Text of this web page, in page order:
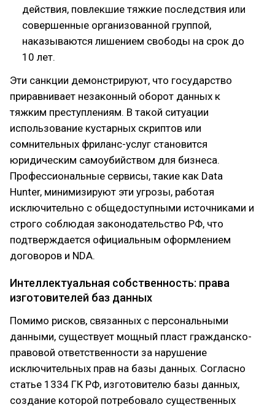
действия, повлекшие тяжкие последствия или
совершенные организованной группой,
наказываются лишением свободы на срок до
10 лет.
Эти санкции демонстрируют, что государство
приравнивает незаконный оборот данных к
тяжким преступлениям. В такой ситуации
использование кустарных скриптов или
сомнительных фриланс-услуг становится
юридическим самоубийством для бизнеса.
Профессиональные сервисы, такие как Data
Hunter, минимизируют эти угрозы, работая
исключительно с общедоступными источниками и
строго соблюдая законодательство РФ, что
подтверждается официальным оформлением
договоров и NDA.
Интеллектуальная собственность: права
изготовителей баз данных
Помимо рисков, связанных с персональными
данными, существует мощный пласт гражданско-
правовой ответственности за нарушение
исключительных прав на базы данных. Согласно
статье 1334 ГК РФ, изготовителю базы данных,
создание которой потребовало существенных